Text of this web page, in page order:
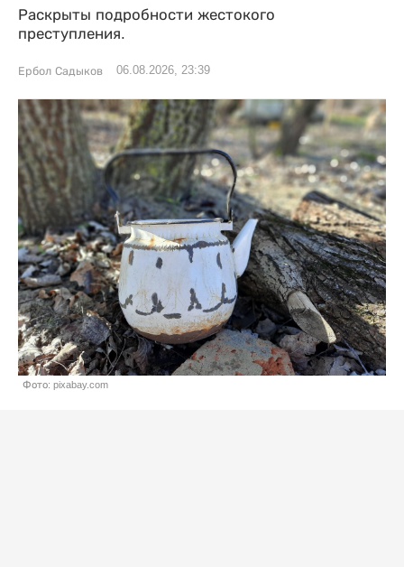
Раскрыты подробности жестокого
преступления.
Ербол Садыков 06.08.2026, 23:39
Фото: pixabay.com